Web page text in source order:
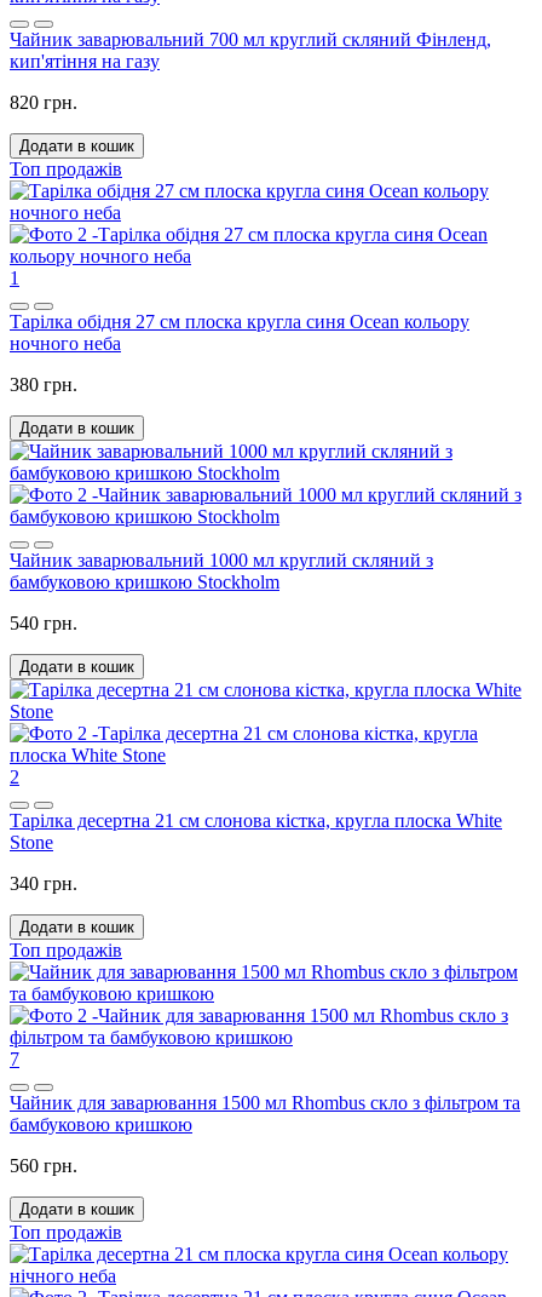
Чайник заварювальний 700 мл круглий скляний Фінленд,
кип'ятіння на газу
820 грн.
Додати в кошик
Топ продажів
1
Тарілка обідня 27 см плоска кругла синя Ocean кольору
ночного неба
380 грн.
Додати в кошик
Чайник заварювальний 1000 мл круглий скляний з
бамбуковою кришкою Stockholm
540 грн.
Додати в кошик
2
Тарілка десертна 21 см слонова кістка, кругла плоска White
Stone
340 грн.
Додати в кошик
Топ продажів
7
Чайник для заварювання 1500 мл Rhombus скло з фільтром та
бамбуковою кришкою
560 грн.
Додати в кошик
Топ продажів